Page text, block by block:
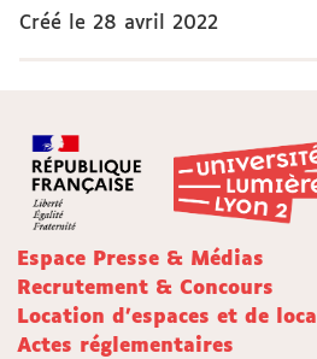
Créé le 28 avril 2022
Espace Presse & Médias
Recrutement & Concours
Location d'espaces et de
Actes réglementaires